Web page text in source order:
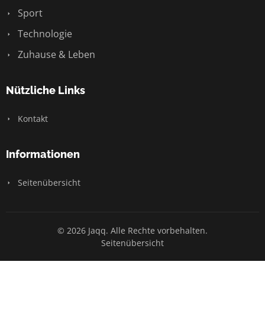
Sport
Technologie
Zuhause & Leben
Nützliche Links
Kontakt
Informationen
Seitenübersicht
© 2026 Jaqq. Alle Rechte vorbehalten.
Seitenübersicht